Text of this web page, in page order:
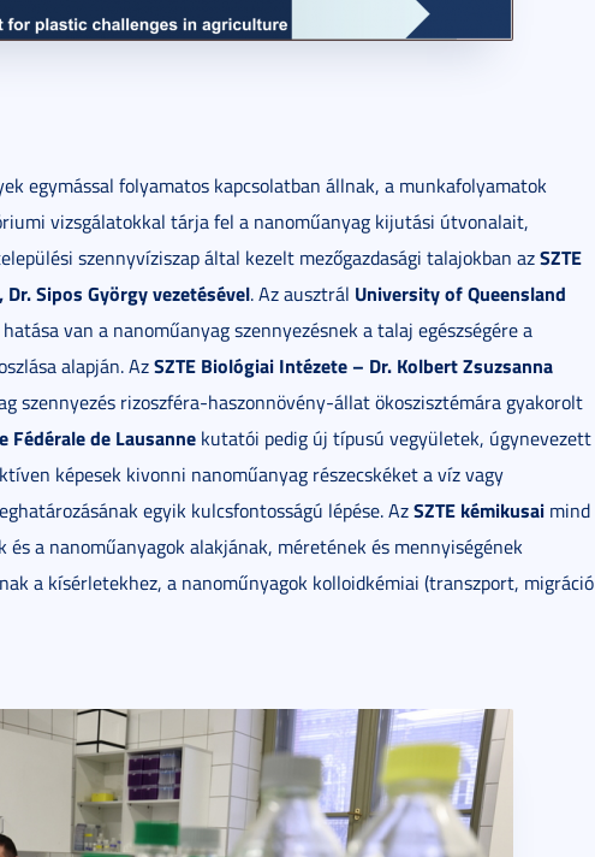
egymással folyamatos kapcsolatban állnak, a munkafolyamatok
vizsgálatokkal tárja fel a nanoműanyag kijutási útvonalait,
szennyvíziszap által kezelt mezőgazdasági talajokban azSZTE
Sipos György vezetésével. Az ausztrál University of Queensland
van a nanoműanyag szennyezésnek a talaj egészségére a
alapján. AzSZTE Biológiai Intézete – Dr. Kolbert Zsuzsanna
szennyezés rizoszféra-haszonnövény-állat ökoszisztémára gyakorolt
Fédérale de Lausanne kutatói pedig új típusú vegyületek, úgynevezett
képesek kivonni nanoműanyag részecskéket a víz vagy
egyik kulcsfontosságú lépése. AzSZTE kémikusai mind
és a nanoműanyagok alakjának, méretének és mennyiségének
a kísérletekhez, a nanoműnyagok kolloidkémiai (transzport, migráció